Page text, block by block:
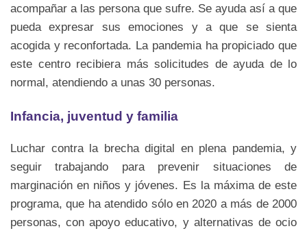
acompañar a las persona que sufre. Se ayuda así a que
pueda expresar sus emociones y a que se sienta
acogida y reconfortada. La pandemia ha propiciado que
este centro recibiera más solicitudes de ayuda de lo
normal, atendiendo a unas 30 personas.
Infancia, juventud y familia
Luchar contra la brecha digital en plena pandemia, y
seguir trabajando para prevenir situaciones de
marginación en niños y jóvenes. Es la máxima de este
programa, que ha atendido sólo en 2020 a más de 2000
personas, con apoyo educativo, y alternativas de ocio